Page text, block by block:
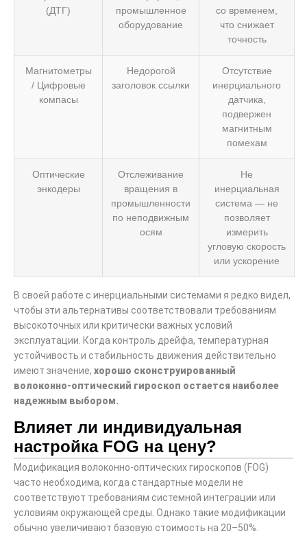
(ДТГ)
промышленное
оборудование
со временем,
что снижает
точность
Магнитометры
/ Цифровые
компасы
Недорогой
заголовок ссылки
Отсутствие
инерциального
датчика,
подвержен
магнитным
помехам
Оптические
энкодеры
Отслеживание
вращения в
промышленности
по неподвижным
осям
Не
инерциальная
система — не
позволяет
измерить
угловую скорость
или ускорение
В своей работе с инерциальными системами я редко видел,
чтобы эти альтернативы соответствовали требованиям
высокоточных или критически важных условий
эксплуатации. Когда контроль дрейфа, температурная
устойчивость и стабильность движения действительно
имеют значение, хорошо сконструированный
волоконно-оптический гироскоп остается наиболее
надежным выбором.
Влияет ли индивидуальная
настройка FOG на цену?
Модификация волоконно-оптических гироскопов (FOG)
часто необходима, когда стандартные модели не
соответствуют требованиям системной интеграции или
условиям окружающей среды. Однако такие модификации
обычно увеличивают базовую стоимость на 20–50%.